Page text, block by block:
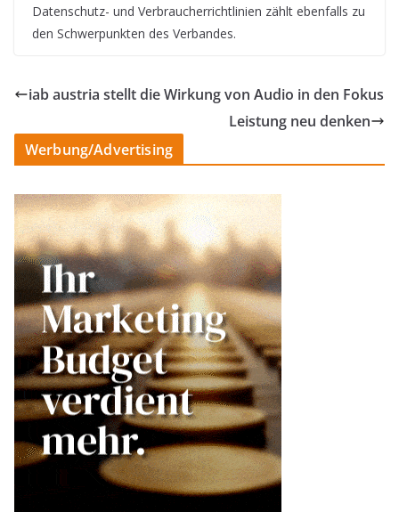
Datenschutz- und Verbraucherrichtlinien zählt ebenfalls zu
den Schwerpunkten des Verbandes.
iab austria stellt die Wirkung von Audio in den Fokus
Leistung neu denken
Werbung/Advertising